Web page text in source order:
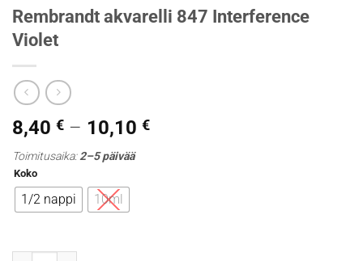
Rembrandt akvarelli 847 Interference
Violet
8,40 € – 10,10 €Hintaluokka:
Toimitusaika:2–5 päivää
Koko
1/2 nappi 10ml